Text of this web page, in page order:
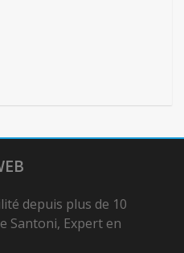
depuis plus de 10
Santoni, Expert en